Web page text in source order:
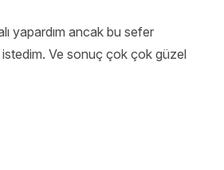
yapardım ancak bu sefer
Ve sonuç çok çok güzel